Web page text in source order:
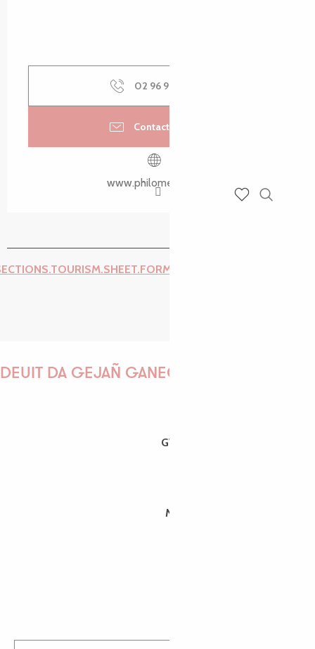
02 96 92 24
Contactez-nous
www.philomenn.com
DEUIT DA GEJAÑ GANEOMP !
GWENAËLLE
MORGANE